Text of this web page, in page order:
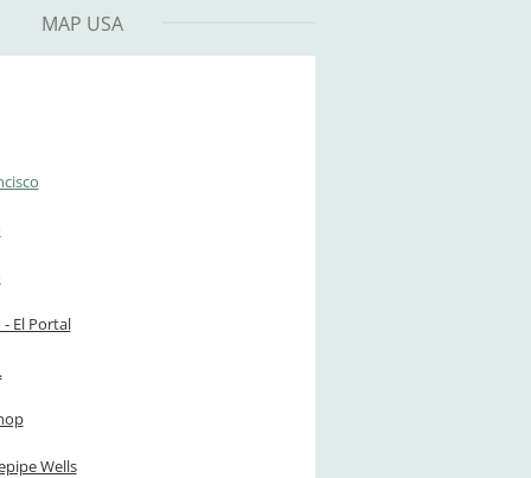
MAP USA
- El Portal
Wells